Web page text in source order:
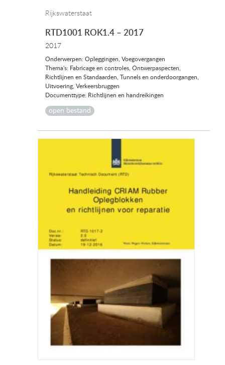
Rijkswaterstaat
RTD1001 ROK1.4 – 2017
2017
Onderwerpen: Opleggingen, Voegovergangen
Thema's: Fabricage en controles, Ontwerpaspecten,
Richtlijnen en Standaarden, Tunnels en onderdoorgangen,
Uitvoering, Verkeersbruggen
Documenttype: Richtlijnen en handreikingen
open bestand